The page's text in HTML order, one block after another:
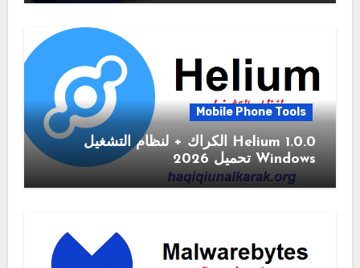
Mobile Phone Tools
1.0.0 Helium الكراك + لنظام التشغيل
Windows تحميل 2026